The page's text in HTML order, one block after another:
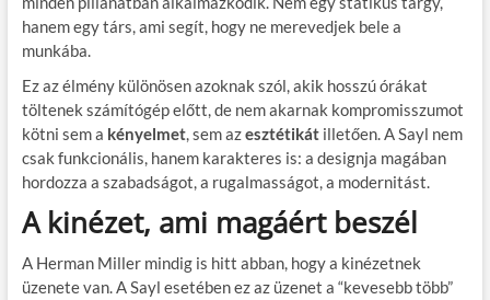
hanem egy társ, ami segít, hogy ne merevedjek bele a
munkába.
Ez az élmény különösen azoknak szól, akik hosszú órákat
töltenek számítógép előtt, de nem akarnak kompromisszumot
kötni sem a kényelmet, sem azesztétikátilletően. A Sayl nem
csak funkcionális, hanem karakteres is: a designja magában
hordozza a szabadságot, a rugalmasságot, a modernitást.
A kinézet, ami magáért beszél
A Herman Miller mindig is hitt abban, hogy a kinézetnek
üzenete van. A Sayl esetében ez az üzenet a “kevesebb több”